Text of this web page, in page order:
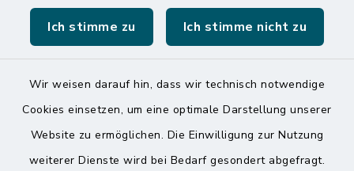
Ich stimme zu Ich stimme nicht zu
Wir weisen darauf hin, dass wir technisch notwendige
Cookies einsetzen, um eine optimale Darstellung unserer
Website zu ermöglichen. Die Einwilligung zur Nutzung
weiterer Dienste wird bei Bedarf gesondert abgefragt.
Barrierefreiheit
Impressum
Sitemap